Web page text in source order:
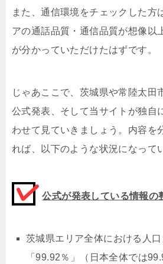
また、通信環境をチェックした方
アの通話品質・通信品質が想像以
が分かっていただけたはずです。
じゃあここで、茨城県や常陸太田
公式発表、そして当サイトが独自
わせて見ていきましょう。内容を
れば、以下のような状況になって
公式が発表している情報の
茨城県エリア全体における人
「99.92％」（日本全体では